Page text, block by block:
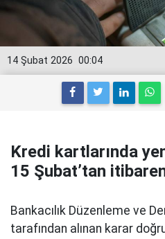
00:04
14 Şubat 2026
Kredi kartlarında
15 Şubat’tan
Bankacılık Düzenleme ve
tarafından alınan karar